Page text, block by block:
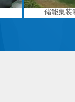
储能集装